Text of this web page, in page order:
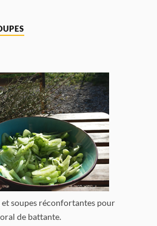
et soupes réconfortantes pour
de battante.